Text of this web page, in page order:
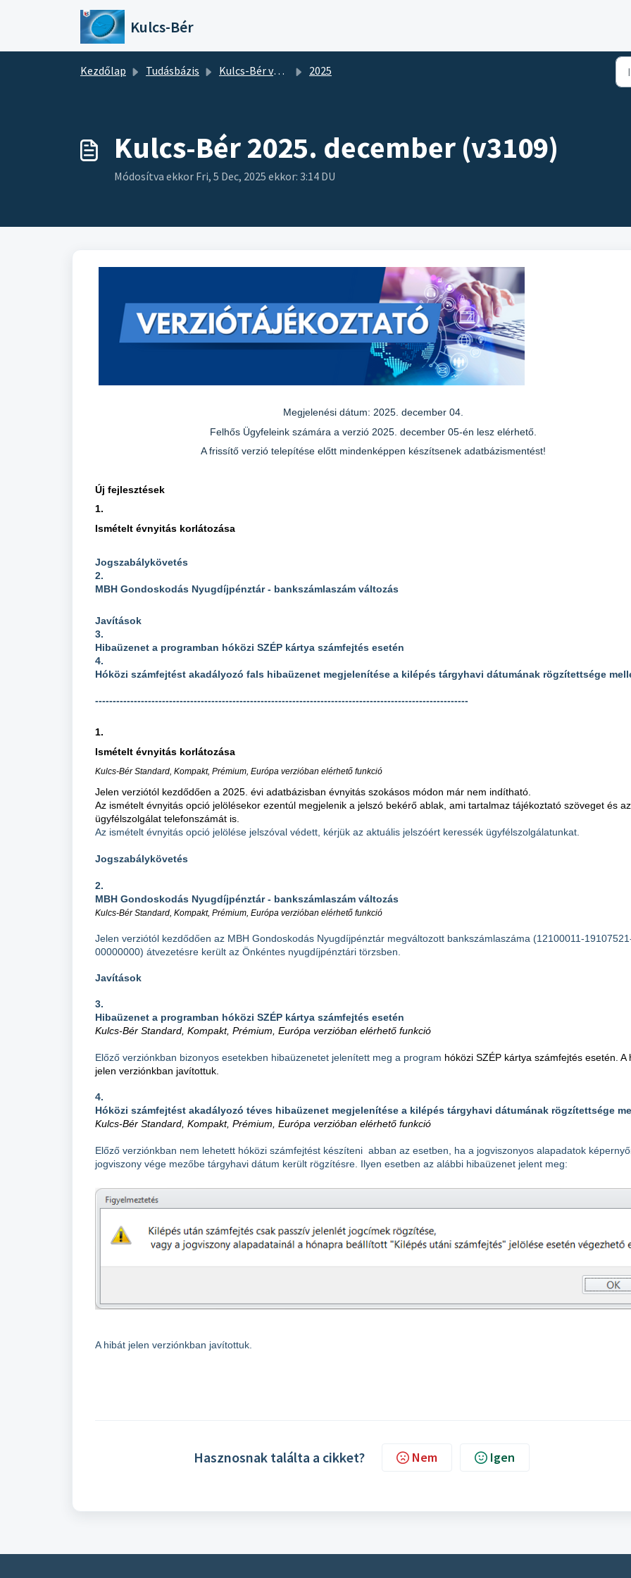
Kihagyás a tartalom megtartásához
Kulcs-Bér
Kezdőlap Tudásbázis Kulcs-Bér verziótájékoztatók 2025
Kulcs-Bér 2025. december (v3109)
Módosítva ekkor Fri, 5 Dec, 2025 ekkor: 3:14 DU
Megjelenési dátum: 2025. december 04.
Felhős Ügyfeleink számára a verzió 2025. december 05-én lesz elérhető.
A frissítő verzió telepítése előtt mindenképpen készítsenek adatbázismentést!
Új fejlesztések
1.
Ismételt évnyitás korlátozása
Jogszabálykövetés
2.
MBH Gondoskodás Nyugdíjpénztár - bankszámlaszám változás
Javítások
3.
Hibaüzenet a programban hóközi SZÉP kártya számfejtés esetén
4.
Hóközi számfejtést akadályozó fals hibaüzenet megjelenítése a kilépés tárgyhavi dátumának rögzítettsége
----------------------------------------------------------------------------------------------------------
1.
Ismételt évnyitás korlátozása
Kulcs-Bér Standard, Kompakt, Prémium, Európa verzióban elérhető funkció
Jelen verziótól kezdődően a 2025. évi adatbázisban évnyitás szokásos módon már nem indítható.
Az ismételt évnyitás opció jelölésekor ezentúl megjelenik a jelszó bekérő ablak, ami tartalmaz tájékoztató szöveget és az
ügyfélszolgálat telefonszámát is.
Az ismételt évnyitás opció jelölése jelszóval védett, kérjük az aktuális jelszóért keressék ügyfélszolgálatunkat.
Jogszabálykövetés
2.
MBH Gondoskodás Nyugdíjpénztár - bankszámlaszám változás
Kulcs-Bér Standard, Kompakt, Prémium, Európa verzióban elérhető funkció
Jelen verziótól kezdődően az MBH Gondoskodás Nyugdíjpénztár megváltozott bankszámlaszáma (12100011-
00000000) átvezetésre került az Önkéntes nyugdíjpénztári törzsben.
Javítások
3.
Hibaüzenet a programban hóközi SZÉP kártya számfejtés esetén
Kulcs-Bér Standard, Kompakt, Prémium, Európa verzióban elérhető funkció
Előző verziónkban bizonyos esetekben hibaüzenetet jelenített meg a program hóközi SZÉP kártya számfejtés esetén. A
jelen verziónkban javítottuk.
4.
Hóközi számfejtést akadályozó téves hibaüzenet megjelenítése a kilépés tárgyhavi dátumának rögzítettsége
Kulcs-Bér Standard, Kompakt, Prémium, Európa verzióban elérhető funkció
Előző verziónkban nem lehetett hóközi számfejtést készíteni abban az esetben, ha a jogviszonyos alapadatok
jogviszony vége mezőbe tárgyhavi dátum került rögzítésre. Ilyen esetben az alábbi hibaüzenet jelent meg:
A hibát jelen verziónkban javítottuk.
Hasznosnak találta a cikket? Nem Igen